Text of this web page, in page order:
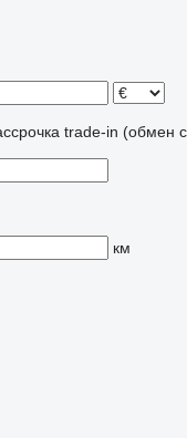
trade-in (обмен
км